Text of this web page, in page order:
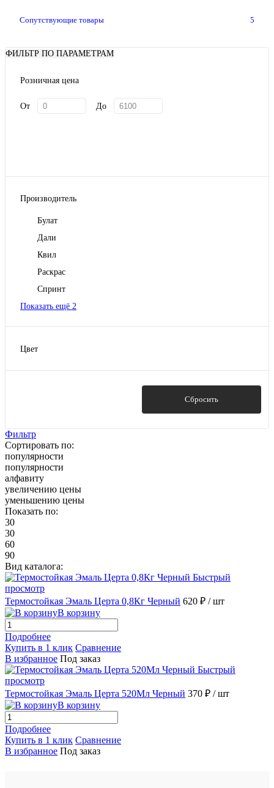
Сопутствующие товары 5
ФИЛЬТР ПО ПАРАМЕТРАМ
Розничная цена
От До
Производитель
Булат
Дали
Квил
Раскрас
Спринт
Показать ещё 2
Цвет
Коричневый
Показать ещё 8
Сбросить
Фильтр
Сортировать по:
популярности
популярности
алфавиту
увеличению цены
уменьшению цены
Показать по:
30
30
60
90
Вид каталога:
Быстрый
просмотр
Термостойкая Эмаль Церта 0,8Кг Черный 620 ₽ / шт
В корзину
Подробнее
Купить в 1 клик Сравнение
В избранное Под заказ
Быстрый
просмотр
Термостойкая Эмаль Церта 520Мл Черный 370 ₽ / шт
В корзину
Подробнее
Купить в 1 клик Сравнение
В избранное Под заказ